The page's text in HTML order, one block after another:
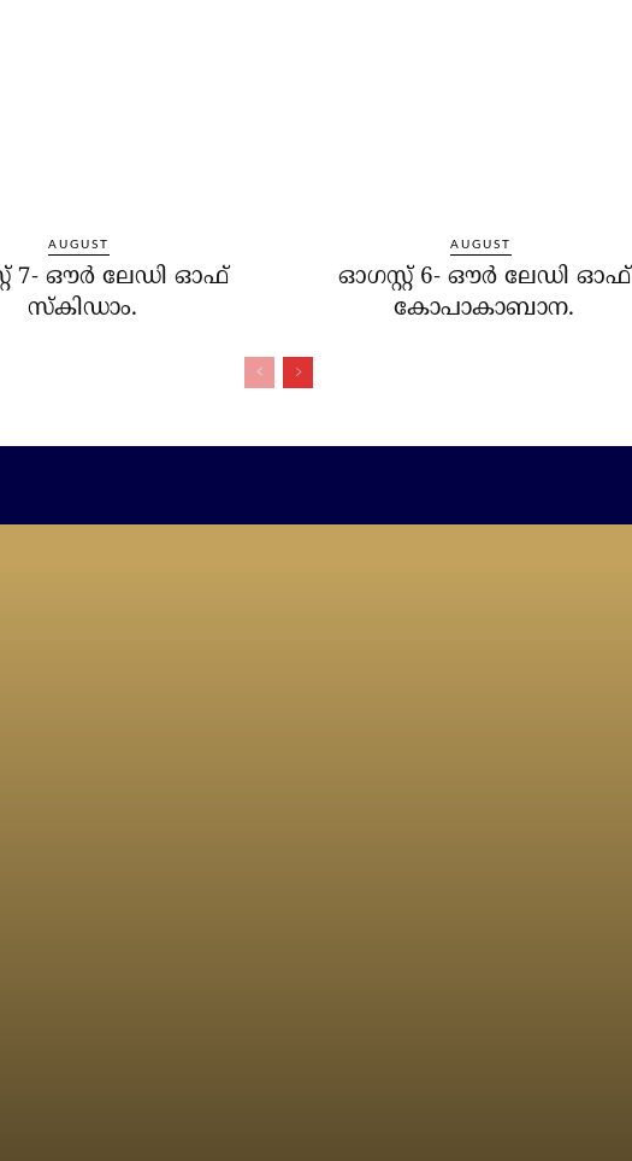
AUGUST
7- ഔര്‍ ലേഡി ഓഫ്
സ്‌കിഡാം.
AUGUST
ഓഗസ്റ്റ് 6- ഔര്‍ ലേഡി ഓഫ്
കോപാകാബാന.